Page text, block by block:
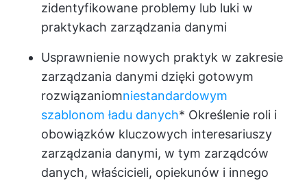
zidentyfikowane problemy lub luki w
praktykach zarządzania danymi
Usprawnienie nowych praktyk w zakresie
zarządzania danymi dzięki gotowym
rozwiązaniomniestandardowym
szablonom ładu danych* Określenie roli i
obowiązków kluczowych interesariuszy
zarządzania danymi, w tym zarządców
danych, właścicieli, opiekunów i innego